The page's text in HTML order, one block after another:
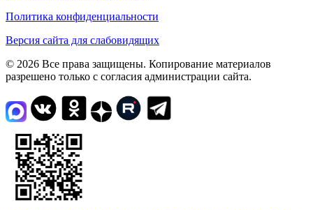
Политика конфиденциальности
Версия сайта для слабовидящих
© 2026 Все права защищены. Копирование материалов
разрешено только с согласия администрации сайта.